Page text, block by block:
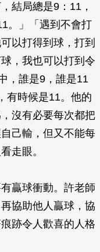
結局總是9：11，
。」「遇到不會打
以打得到球，打到
，我也可以打到令
，誰是9，誰是11
有時候是11。他的
沒有必要每次都把
己輸，但又不能每
走眼。
贏球衝動。許老師
協助他人贏球，協
跡令人歡喜的人格